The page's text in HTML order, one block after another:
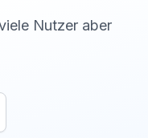
Nutzer aber